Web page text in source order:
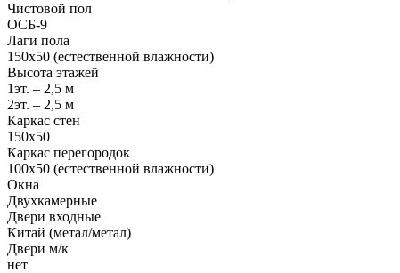
Чистовой пол
ОСБ-9
Лаги пола
150х50 (естественной влажности)
Высота этажей
1эт. – 2,5 м
2эт. – 2,5 м
Каркас стен
150х50
Каркас перегородок
100х50 (естественной влажности)
Окна
Двухкамерные
Двери входные
Китай (метал/метал)
Двери м/к
нет